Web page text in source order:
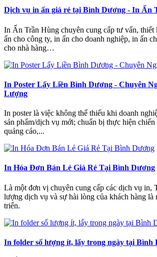
Dịch vụ in ấn giá rẻ tại Bình Dương - In Ấn
In Ấn Trần Hùng chuyên cung cấp tư vấn, thiết
ấn cho công ty, in ấn cho doanh nghiệp, in ấn
cho nhà hàng…
In Poster Lấy Liền Bình Dương - Chuyên
Lượng
In poster là việc không thể thiếu khi doanh
sản phẩm/dịch vụ mới; chuẩn bị thực hiện
quảng cáo,...
In Hóa Đơn Bán Lẻ Giá Rẻ Tại Bình Dương
Là một đơn vị chuyên cung cấp các dịch vụ in,
lượng dịch vụ và sự hài lòng của khách hàng là
triển.
In folder số lượng ít, lấy trong ngày tại Bình